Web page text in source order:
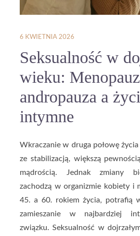
6 KWIETNIA 2026
Seksualność w
wieku:
andropauza a
intymne
Wkraczanie w druga połowę
ze stabilizacją, większą
mądrością. Jednak zmiany
zachodzą w organizmie kobiety i
45. a 60. rokiem życia, potrafią
zamieszanie w najbardziej
związku. Seksualność w